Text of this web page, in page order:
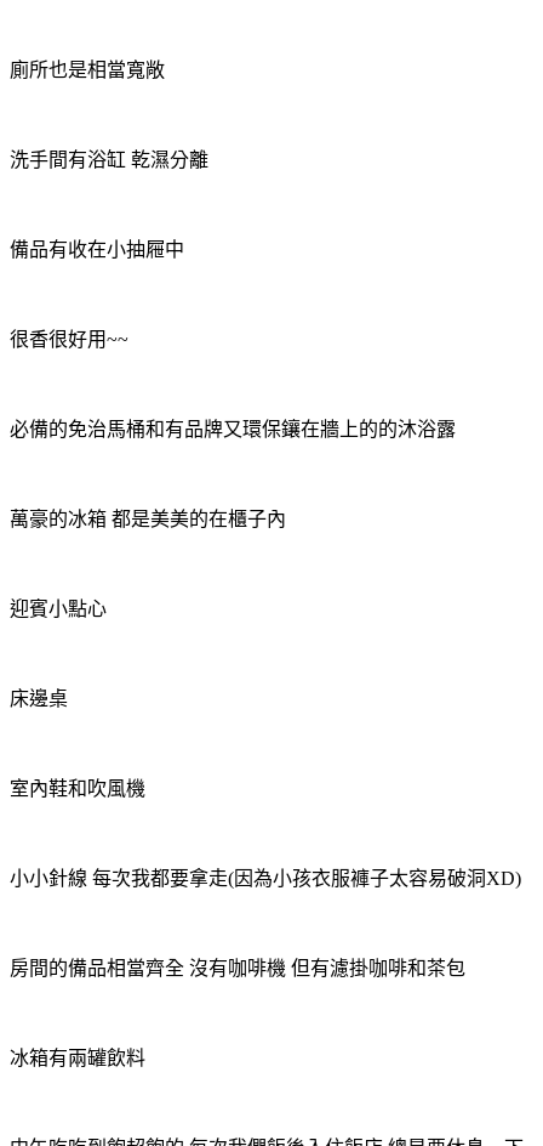
廁所也是相當寬敞
洗手間有浴缸 乾濕分離
備品有收在小抽屜中
很香很好用~~
必備的免治馬桶和有品牌又環保鑲在牆上的的沐浴露
萬豪的冰箱 都是美美的在櫃子內
迎賓小點心
床邊桌
室內鞋和吹風機
小小針線 每次我都要拿走(因為小孩衣服褲子太容易破洞XD)
房間的備品相當齊全 沒有咖啡機 但有濾掛咖啡和茶包
冰箱有兩罐飲料